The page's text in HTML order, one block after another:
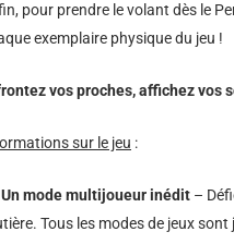
pour prendre le volant dès le
exemplaire physique du jeu !
vos proches, affichez vos
sur le jeu :
Un mode multijoueur inédit –
Tous les modes de jeux